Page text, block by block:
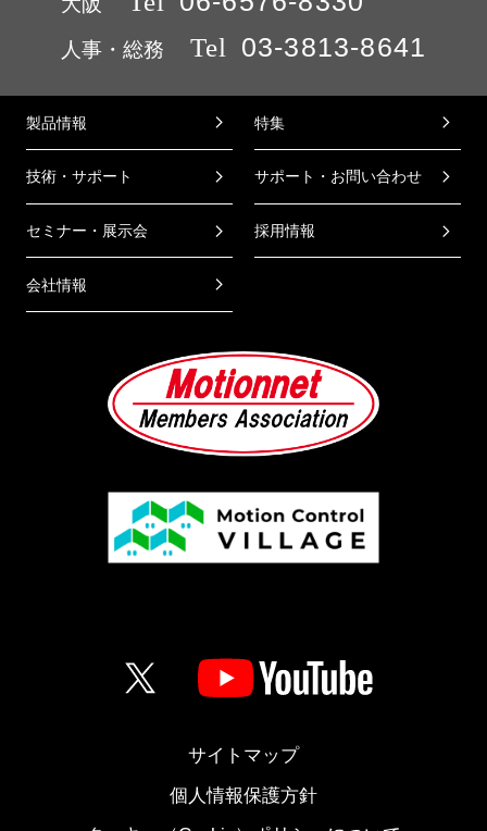
人事・総務 Tel 03-3813-8641
製品情報 特集
技術・サポート サポート・お問い合わせ
セミナー・展示会 採用情報
会社情報
サイトマップ
個人情報保護方針